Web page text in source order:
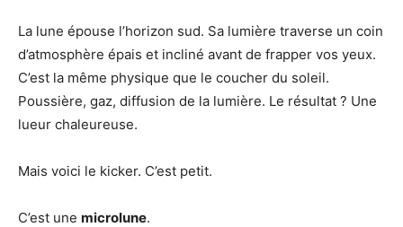
La lune épouse l’horizon sud. Sa lumière traverse un coin
d’atmosphère épais et incliné avant de frapper vos yeux.
C’est la même physique que le coucher du soleil.
Poussière, gaz, diffusion de la lumière. Le résultat ? Une
lueur chaleureuse.
Mais voici le kicker. C’est petit.
C’est une microlune.